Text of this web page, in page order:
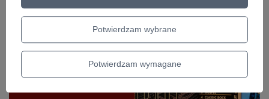
Potwierdzam wybrane
Potwierdzam wymagane